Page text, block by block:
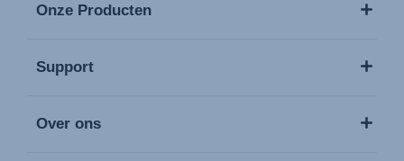
Onze Producten
Support
Over ons